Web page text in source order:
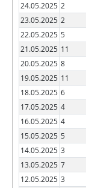
24.05.2025 2
23.05.2025 2
22.05.2025 5
21.05.2025 11
20.05.2025 8
19.05.2025 11
18.05.2025 6
17.05.2025 4
16.05.2025 4
15.05.2025 5
14.05.2025 3
13.05.2025 7
12.05.2025 3